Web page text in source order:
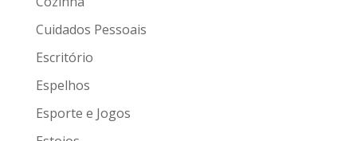
Cuidados Pessoais
Escritório
Espelhos
Esporte e Jogos